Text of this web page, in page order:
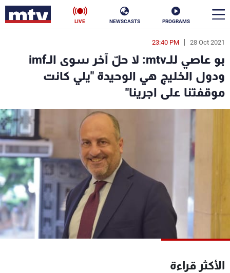
PROGRAMS
NEWSCASTS
LIVE
28 Oct 2021
23:40 PM
بو عاصي للـmtv: لا حلّ آخر سوى الـimf
ودول الخليج هي الوحيدة "يلي كانت
موقفتنا على اجرينا"
الأكثر قراءة
en
الأخبار
سياسة
فن
منوعات رياضة
البرامج
جدول البرامج
شاهد البرامج